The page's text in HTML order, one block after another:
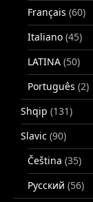
Français (60)
Italiano (45)
LATINA (50)
Português (2)
Shqip (131)
Slavic (90)
Čeština (35)
Русский (56)